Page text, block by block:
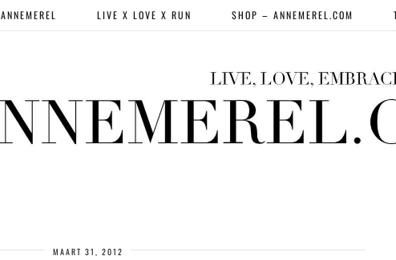
ANNEMEREL LIVE X LOVE X RUN SHOP – ANNEMEREL.COM
MAART 31, 2012